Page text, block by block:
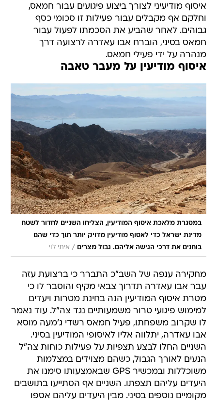
איסוף מודיעיני לצורך ביצוע פיגועים עבור חמאס,
וחלקם אף מקבלים עבור פעילות זו סכומי כסף
גבוהים. לאחר שהביע את הסכמתו לפעול עבור
חמאס בסיני, הוברח אבו עאדרה לרצועה דרך
מנהרה על ידי פעילי חמאס.
איסוף מודיעין על מעבר טאבה
במסגרת מלאכת איסוף המודיעין, הצליחו השניים לחדור לשטח
מדינת ישראל כדי לאסוף מודיעין מדויק יותר תוך כדי שהם
בוחנים את דרכי הגישה אליהם. גבול מצרים
/ איתי לוי
מחקירה ענפה של השב"כ התברר כי ברצועת עזה
עבר אבו עאדרה תדרוך צבאי מקיף והוסבר לו כי
מטרת איסוף המודיעין הנה בחינת מטרות ויעדים
למימוש פיגועי טרור משמעותיים נגד צה"ל. עוד נאמר
לו שקרוב משפחתו, פעיל חמאס רשדי ג'מעה מוסא
אבו עאדרה, יתלווה אליו לאיסופי המודיעין בסיני.
השניים החלו לבצע תצפיות על פעילות כוחות צה"ל
הנעים לאורך הגבול, כשהם מצוידים במצלמות
משוכללות ובמכשיר GPS שבאמצעותו סימנו את
היעדים עליהם תצפתו. השניים אף הסתייעו בתושבים
מקומיים נוספים בסיני. מבין היעדים עליהם אספו